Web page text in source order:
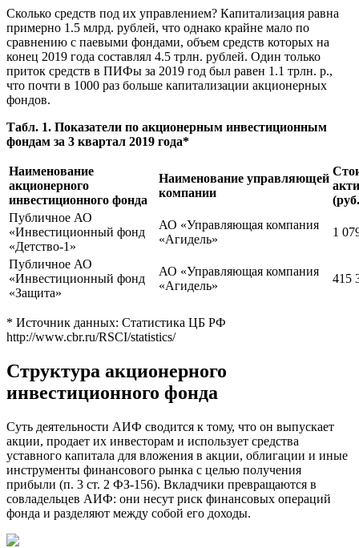
Сколько средств под их управлением? Капитализация равна
примерно 1.5 млрд. рублей, что однако крайне мало по
сравнению с паевыми фондами, объем средств которых на
конец 2019 года составлял 4.5 трлн. рублей. Один только
приток средств в ПИФы за 2019 год был равен 1.1 трлн. р.,
что почти в 1000 раз больше капитализации акционерных
фондов.
Табл. 1. Показатели по акционерным инвестиционным
фондам за 3 квартал 2019 года*
Наименование
акционерного
инвестиционного фонда
Наименование управляющей
компании
Публичное АО
«Инвестиционный фонд
«Детство-1»
АО «Управляющая компания
«Агидель»
1
Публичное АО
«Инвестиционный фонд
«Защита»
АО «Управляющая компания
«Агидель»
415
* Источник данных: Статистика ЦБ РФ
http://www.cbr.ru/RSCI/statistics/
Структура акционерного
инвестиционного фонда
Суть деятельности АИФ сводится к тому, что он выпускает
акции, продает их инвесторам и использует средства
уставного капитала для вложения в акции, облигации и иные
инструменты финансового рынка с целью получения
прибыли (п. 3 ст. 2 ФЗ-156). Вкладчики превращаются в
совладельцев АИФ: они несут риск финансовых операций
фонда и разделяют между собой его доходы.